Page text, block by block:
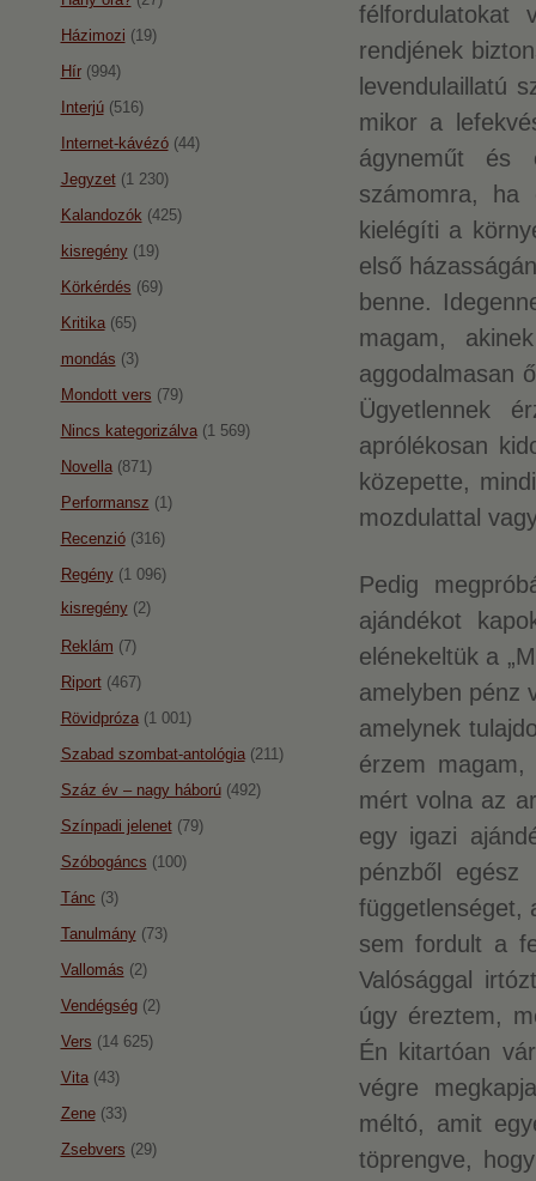
félfordulatokat
rendjének
levendulaillatú
mikor a
ágyneműt és
számomra, ha
kielégíti a
első
benne.
magam,
aggodalmasan
Ügyetlennek
aprólékosan
közepette,
mozdulattal
Pedig
ajándékot
elénekeltük a
amelyben pénz
amelynek
érzem
mért volna az
egy igazi
pénzből
függetlenséget,
sem fordult a
Valósággal
úgy éreztem,
Én kitartóan
végre
méltó, amit
töprengve,
Házimozi (19)
Hír(994)
Interjú(516)
Internet-kávézó(44)
Jegyzet(1 230)
Kalandozók (425)
kisregény(19)
Körkérdés (69)
Kritika(65)
mondás (3)
Mondott vers (79)
Nincs kategorizálva(1 569)
Novella(871)
Performansz (1)
Recenzió(316)
Regény(1 096)
kisregény(2)
Reklám (7)
Riport(467)
Rövidpróza(1 001)
Szabad szombat-antológia(211)
Száz év – nagy háború(492)
Színpadi jelenet(79)
Szóbogáncs (100)
Tánc (3)
Tanulmány(73)
Vallomás (2)
Vendégség(2)
Vers (14 625)
Vita(43)
Zene(33)
Zsebvers (29)